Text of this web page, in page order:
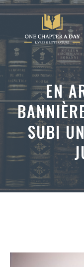
Aller
contenu
EN
SUBI